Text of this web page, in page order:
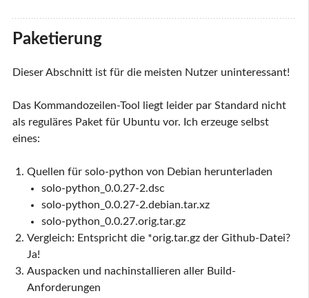
Paketierung
Dieser Abschnitt ist für die meisten Nutzer uninteressant!
Das Kommandozeilen-Tool liegt leider par Standard nicht
als reguläres Paket für Ubuntu vor. Ich erzeuge selbst
eines:
Quellen für solo-python von Debian herunterladen
solo-python_0.0.27-2.dsc
solo-python_0.0.27-2.debian.tar.xz
solo-python_0.0.27.orig.tar.gz
Vergleich: Entspricht die *orig.tar.gz der Github-Datei?
Ja!
Auspacken und nachinstallieren aller Build-
Anforderungen